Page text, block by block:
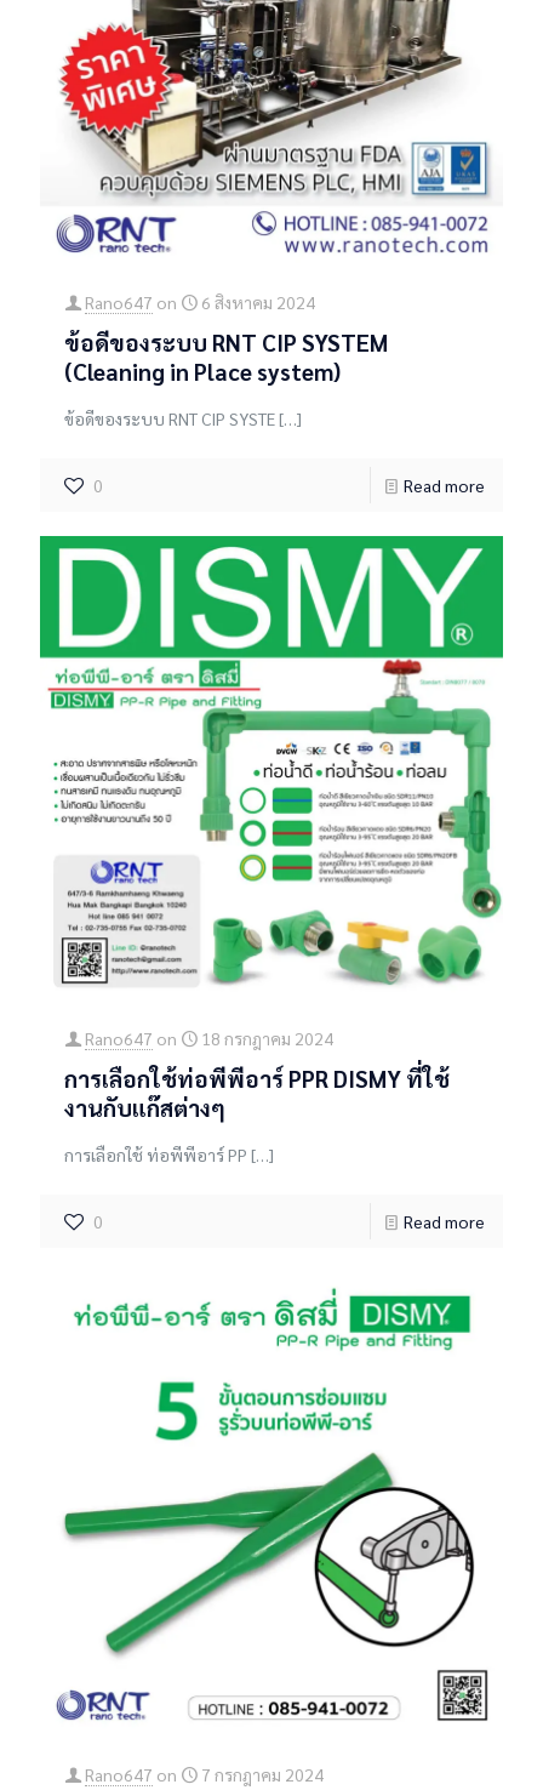
Rano647 on 6 สิงหาคม 2024
ข้อดีของระบบ RNT CIP SYSTEM
(Cleaning in Place system)
ข้อดีของระบบ RNT CIP SYSTE[…]
0 Read more
Rano647 on 18 กรกฎาคม 2024
การเลือกใช้ท่อพีพีอาร์ PPR DISMY ที่ใช้
งานกับแก๊สต่างๆ
การเลือกใช้ ท่อพีพีอาร์ PP […]
0 Read more
Rano647 on 7 กรกฎาคม 2024